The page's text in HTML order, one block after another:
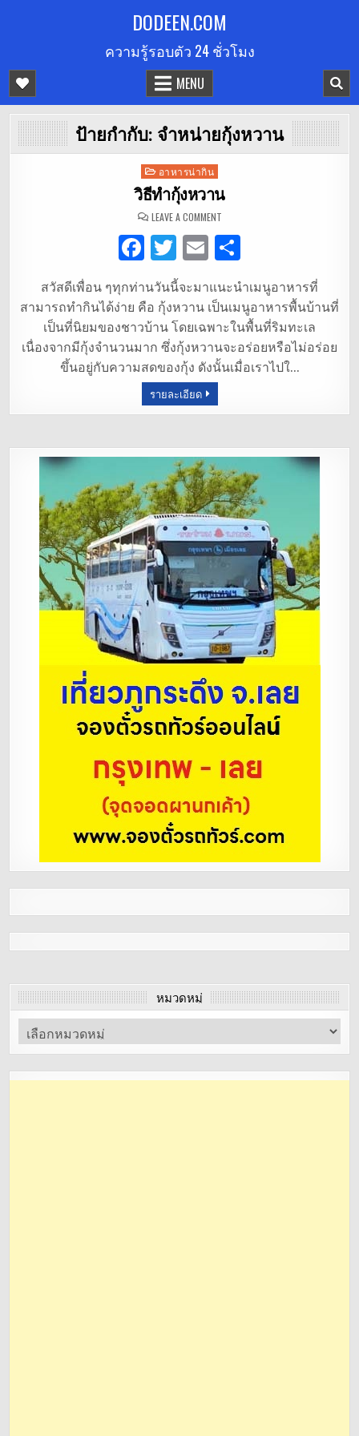
DODEEN.COM
ความรู้รอบตัว 24 ชั่วโมง
MENU
ป้ายกำกับ: จำหน่ายกุ้งหวาน
Posted
in
อาหารน่ากิน
วิธีทำกุ้งหวาน
LEAVE A COMMENTON
ทำ
กุ้ง
หวาน
F
c
e
b
o
o
T
w
it
te
r
E
ai
l
ar
e
สวัสดีเพื่อน ๆทุกท่านวันนี้จะมาแนะนำเมนูอาหารที่
สามารถทำกินได้ง่าย คือ กุ้งหวาน เป็นเมนูอาหารพื้นบ้านที่
เป็นที่นิยมของชาวบ้าน โดยเฉพาะในพื้นที่ริมทะเล
เนื่องจากมีกุ้งจำนวนมาก ซึ่งกุ้งหวานจะอร่อยหรือไม่อร่อย
ขึ้นอยู่กับความสดของกุ้ง ดังนั้นเมื่อเราไปใ…
รายละเอียด
หมวดหมู่
หมวด
หมู่